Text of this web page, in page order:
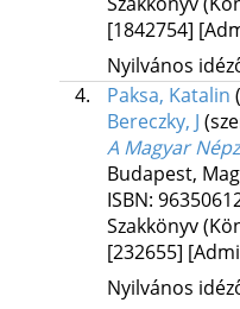
[1842754]
Nyilvános
4.
Paksa, Katalin
Bereczky, J
A Magyar
Budapest,
ISBN:
Szakkönyv
[232655]
Nyilvános